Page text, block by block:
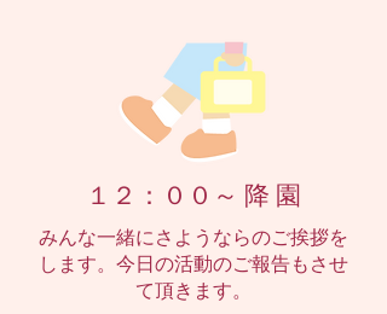
１２：００～ 降 園
みんな一緒にさようならのご挨拶を
します。今日の活動のご報告もさせ
て頂きます。